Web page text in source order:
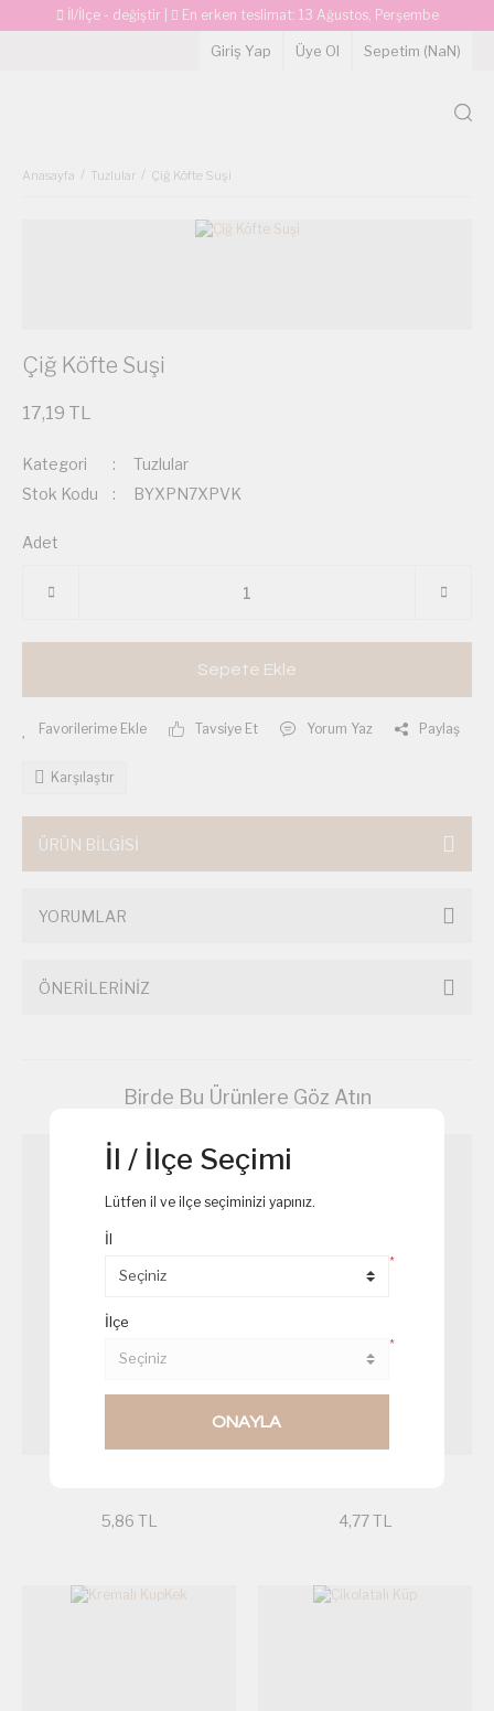
İl/İlçe - değiştir En erken teslimat: 13 Ağustos, Perşembe
Giriş Yap Üye Ol Sepetim (NaN)
Anasayfa Tuzlular Çiğ Köfte Suşi
Çiğ Köfte Suşi
17,19 TL
Kategori
Tuzlular
Stok Kodu
BYXPN7XPVK
Adet
Sepete Ekle
Tavsiye Et Yorum Yaz Paylaş
Karşılaştır
ÜRÜN BİLGİSİ
YORUMLAR
ÖNERİLERİNİZ
Birde Bu Ürünlere Göz Atın
5,86 TL 4,77 TL
İl / İlçe Seçimi
Lütfen il ve ilçe seçiminizi yapınız.
İl
*
İlçe
*
ONAYLA